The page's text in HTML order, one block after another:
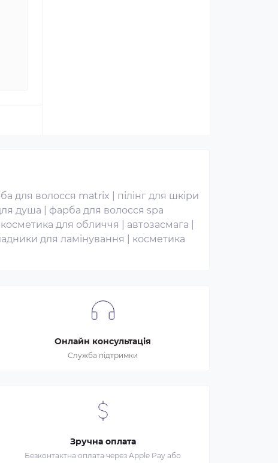
для волосся matrix
пілінг для шкіри
душа
фарба для волосся spa
косметика для обличчя автозасмага
для ламінування
косметика
Онлайн консультація
Служба підтримки
Зручна оплата
Безконтактна оплата через Apple Pay або